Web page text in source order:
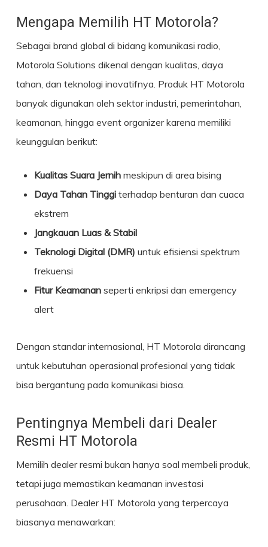
Mengapa Memilih HT Motorola?
Sebagai brand global di bidang komunikasi radio,
Motorola Solutions dikenal dengan kualitas, daya
tahan, dan teknologi inovatifnya. Produk HT Motorola
banyak digunakan oleh sektor industri, pemerintahan,
keamanan, hingga event organizer karena memiliki
keunggulan berikut:
Kualitas Suara Jernihmeskipun di area bising
Daya Tahan Tinggiterhadap benturan dan cuaca
ekstrem
Jangkauan Luas & Stabil
Teknologi Digital (DMR) untuk efisiensi spektrum
frekuensi
Fitur Keamananseperti enkripsi dan emergency
alert
Dengan standar internasional, HT Motorola dirancang
untuk kebutuhan operasional profesional yang tidak
bisa bergantung pada komunikasi biasa.
Pentingnya Membeli dari Dealer
Resmi HT Motorola
Memilih dealer resmi bukan hanya soal membeli produk,
tetapi juga memastikan keamanan investasi
perusahaan. Dealer HT Motorola yang terpercaya
biasanya menawarkan: